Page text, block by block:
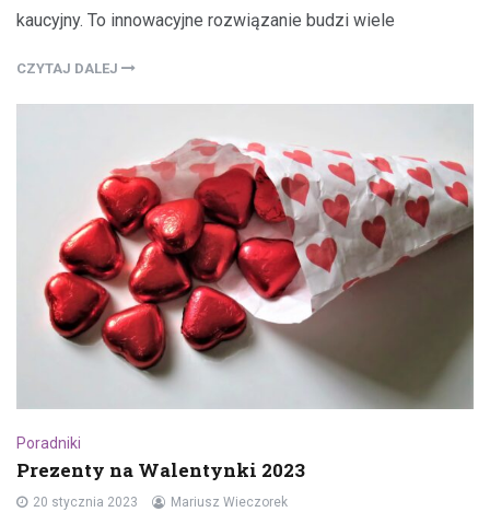
kaucyjny. To innowacyjne rozwiązanie budzi wiele
CZYTAJ DALEJ
Poradniki
Prezenty na Walentynki 2023
20 stycznia 2023 Mariusz Wieczorek